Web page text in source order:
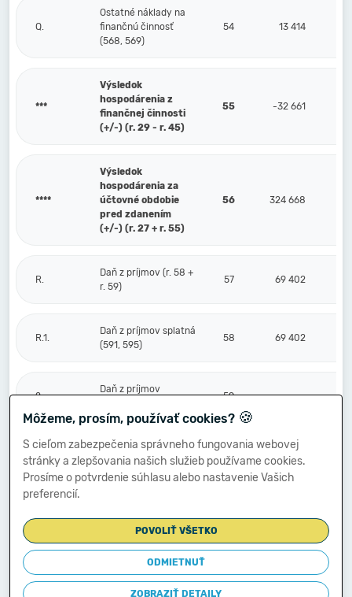
Q.
Ostatné náklady na
finančnú činnosť
(568, 569)
54 13 414
***
Výsledok
hospodárenia z
finančnej činnosti
(+/-) (r. 29 - r. 45)
55 -32 661
****
Výsledok
hospodárenia za
účtovné obdobie
pred zdanením
(+/-) (r. 27 + r. 55)
56 324 668
R.
Daň z príjmov (r. 58 +
r. 59)
57 69 402
R.1.
Daň z príjmov splatná
(591, 595)
58 69 402
2.
Daň z príjmov
59
S.
Prevod podielov na
výsledku
hospodárenia
60
****
Výsledok
hospodárenia za
účtovné obdobie po
zdanení (+/-) (r. 56
61 255 266
Môžeme, prosím, používať cookies? 🍪
S cieľom zabezpečenia správneho fungovania webovej
stránky a zlepšovania našich služieb používame cookies.
Prosíme o potvrdenie súhlasu alebo nastavenie Vašich
preferencií.
POVOLIŤ VŠETKO
ODMIETNUŤ
ZOBRAZIŤ DETAILY